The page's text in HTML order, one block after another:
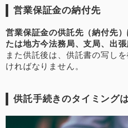
営業保証金の納付先
営業保証金の供託先（納付先
たは地方今法務局、支局、出張
また供託後は、供託書の写し
ければなりません。
供託手続きのタイミング